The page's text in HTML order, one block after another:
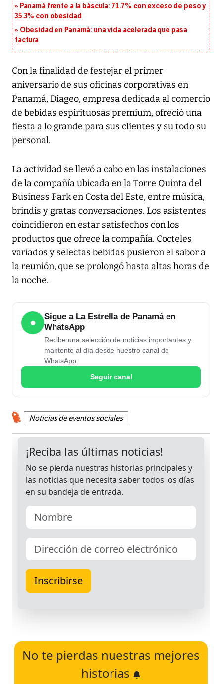
Panamá frente a la báscula: 71.7% con exceso de peso y
35.3% con obesidad
Obesidad en Panamá: una vida acelerada que pasa
factura
Con la finalidad de festejar el primer
aniversario de sus oficinas corporativas en
Panamá, Diageo, empresa dedicada al comercio
de bebidas espirituosas premium, ofreció una
fiesta a lo grande para sus clientes y su todo su
personal.
La actividad se llevó a cabo en las instalaciones
de la compañía ubicada en la Torre Quinta del
Business Park en Costa del Este, entre música,
brindis y gratas conversaciones. Los asistentes
coincidieron en estar satisfechos con los
productos que ofrece la compañía. Cocteles
variados y selectas bebidas pusieron el sabor a
la reunión, que se prolongó hasta altas horas de
la noche.
●
Sigue a La Estrella de Panamá en
WhatsApp
Recibe una selección de noticias importantes y
mantente al día desde nuestro canal de
WhatsApp.
Seguir canal
Noticias de eventos sociales
No te pierdas nuestras mejores
historias